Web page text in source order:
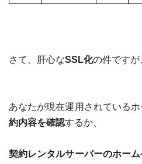
さて、肝心なSSL化の件ですが
あなたが現在運用されている
約内容を確認するか、
契約レンタルサーバーのホー